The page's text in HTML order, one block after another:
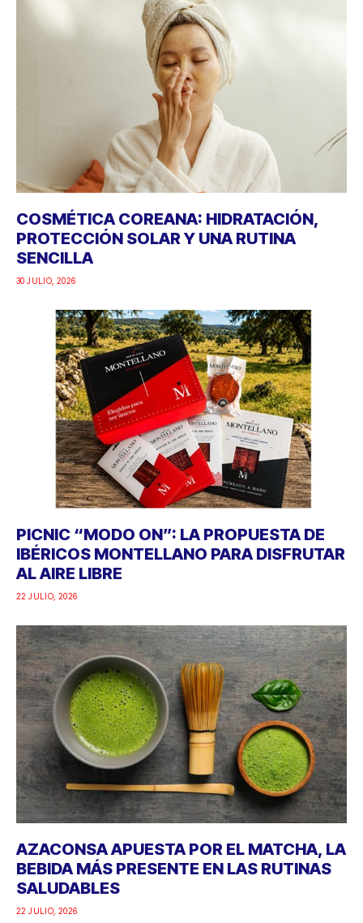
COSMÉTICA COREANA: HIDRATACIÓN,
PROTECCIÓN SOLAR Y UNA RUTINA
SENCILLA
30 JULIO, 2026
PICNIC “MODO ON”: LA PROPUESTA DE
IBÉRICOS MONTELLANO PARA DISFRUTAR
AL AIRE LIBRE
22 JULIO, 2026
AZACONSA APUESTA POR EL MATCHA, LA
BEBIDA MÁS PRESENTE EN LAS RUTINAS
SALUDABLES
22 JULIO, 2026